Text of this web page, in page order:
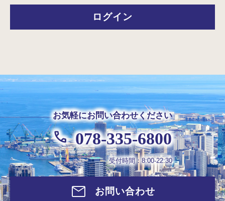
ログイン
お気軽にお問い合わせください
078-335-6800
受付時間：8:00-22:30
お問い合わせ